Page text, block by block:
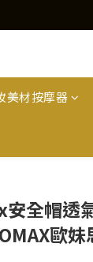
美材按摩器
全帽透
歐